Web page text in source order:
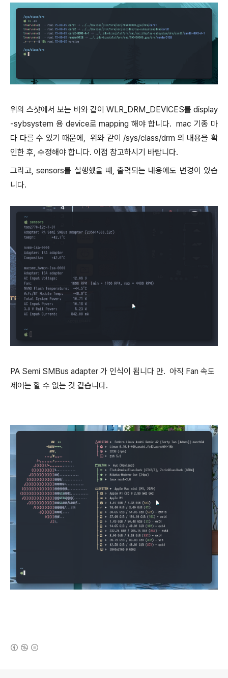
위의 스샷에서 보는 바와 같이 WLR_DRM_DEVICES를 display
-sybsystem 용 device로 mapping 해야 합니다. mac 기종 마
다 다를 수 있기 때문에, 위와 같이 /sys/class/drm 의 내용을 확
인한 후, 수정해야 합니다. 이점 참고하시기 바랍니다.
그리고, sensors를 실행했을 때, 출력되는 내용에도 변경이 있습
니다.
PA Semi SMBus adapter 가 인식이 됩니다 만. 아직 Fan 속도
제어는 할 수 없는 것 같습니다.